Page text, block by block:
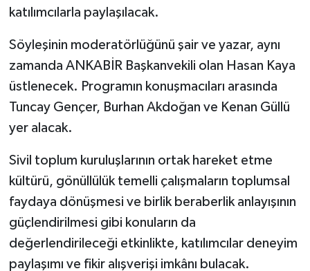
katılımcılarla paylaşılacak.
Söyleşinin moderatörlüğünü şair ve yazar, aynı
zamanda ANKABİR Başkanvekili olan Hasan Kaya
üstlenecek. Programın konuşmacıları arasında
Tuncay Gençer, Burhan Akdoğan ve Kenan Güllü
yer alacak.
Sivil toplum kuruluşlarının ortak hareket etme
kültürü, gönüllülük temelli çalışmaların toplumsal
faydaya dönüşmesi ve birlik beraberlik anlayışının
güçlendirilmesi gibi konuların da
değerlendirileceği etkinlikte, katılımcılar deneyim
paylaşımı ve fikir alışverişi imkânı bulacak.